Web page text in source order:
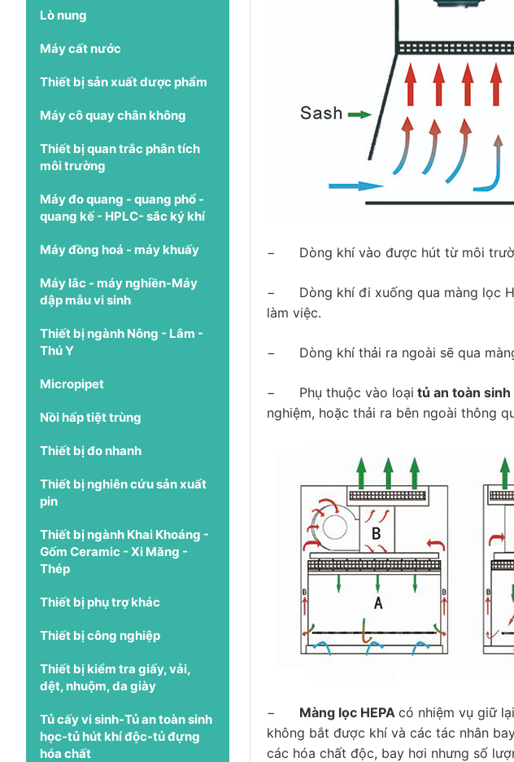
Lò nung
Máy cất nước
Thiết bị sản xuất dược phẩm
Máy cô quay chân không
Thiết bị quan trắc phân tích
môi trường
Máy đo quang - quang phổ -
quang kế - HPLC- sắc ký khí
Máy đồng hoá - máy khuấy
Máy lắc - máy nghiền-Máy
dập mẫu vi sinh
Thiết bị ngành Nông - Lâm -
Thú Y
Micropipet
Nồi hấp tiệt trùng
Thiết bị đo nhanh
Thiết bị nghiên cứu sản xuất
pin
Thiết bị ngành Khai Khoáng -
Gốm Ceramic - Xi Măng -
Thép
Thiết bị phụ trợ khác
Thiết bị công nghiệp
Thiết bị kiểm tra giấy, vải,
dệt, nhuộm, da giày
Tủ cấy vi sinh-Tủ an toàn sinh
học-tủ hút khí độc-tủ đựng
hóa chất
− Dòng khí vào được hút từ môi
−
Dòng khí đi xuống qua màng lọc
làm việc.
− Dòng khí thải ra ngoài sẽ qua
− Phụ thuộc vào loại tủ an toàn sinh
nghiệm, hoặc thải ra bên ngoài thông
− Màng lọc HEPA có nhiệm vụ giữ
không bắt được khí và các tác nhân
các hóa chất độc, bay hơi nhưng số